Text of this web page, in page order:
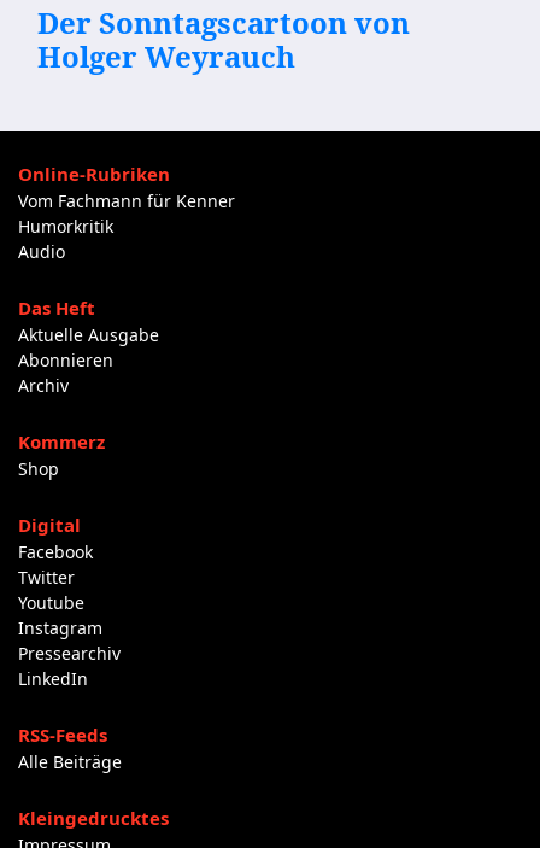
Der Sonntagscartoon von
Holger Weyrauch
Online-Rubriken
Vom Fachmann für Kenner
Humorkritik
Audio
Das Heft
Aktuelle Ausgabe
Abonnieren
Archiv
Kommerz
Shop
Digital
Facebook
Twitter
Youtube
Instagram
Pressearchiv
LinkedIn
RSS-Feeds
Alle Beiträge
Kleingedrucktes